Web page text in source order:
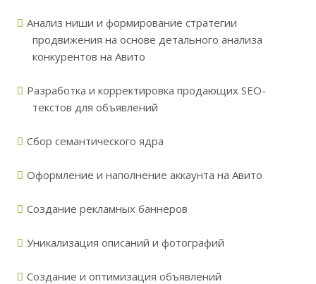
Анализ ниши и формирование стратегии
продвижения на основе детального анализа
конкурентов на Авито
Разработка и корректировка продающих SEO-
текстов для объявлений
Сбор семантического ядра
Оформление и наполнение аккаунта на Авито
Создание рекламных баннеров
Уникализация описаний и фотографий
Создание и оптимизация объявлений